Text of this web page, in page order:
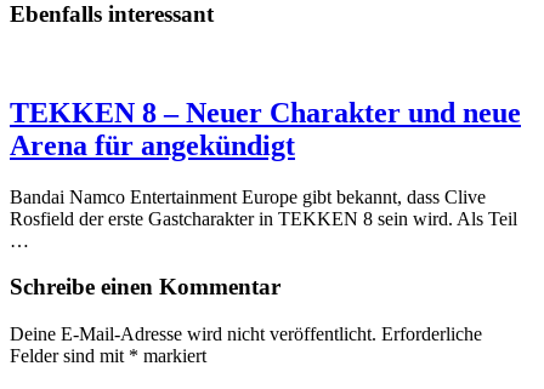
Ebenfalls interessant
TEKKEN 8 – Neuer Charakter und neue
Arena für angekündigt
Bandai Namco Entertainment Europe gibt bekannt, dass Clive
Rosfield der erste Gastcharakter in TEKKEN 8 sein wird. Als Teil
…
Schreibe einen Kommentar
Deine E-Mail-Adresse wird nicht veröffentlicht. Erforderliche
Felder sind mit * markiert